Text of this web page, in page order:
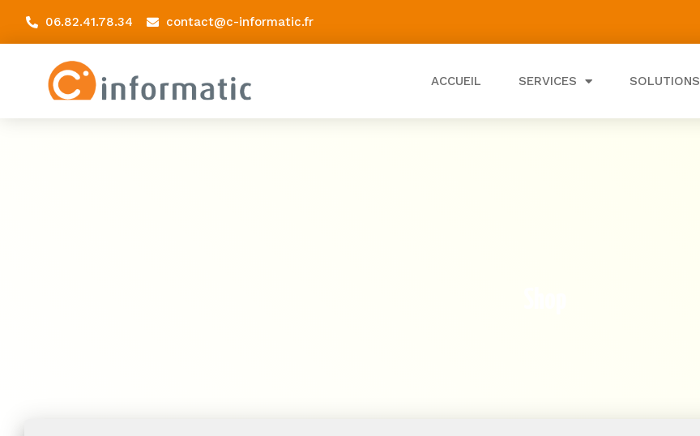
06.82.41.78.34 contact@c-informatic.fr
ACCUEIL SERVICES SOLUTIONS